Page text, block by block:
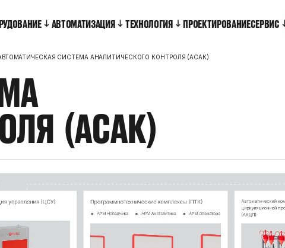
АВТОМАТИЗАЦИЯ ТЕХНОЛОГИЯ ПРОЕКТИРОВАНИЕСЕРВИС
СИСТЕМА АНАЛИТИЧЕСКОГО КОНТРОЛЯ (АСАК)
(АСАК)